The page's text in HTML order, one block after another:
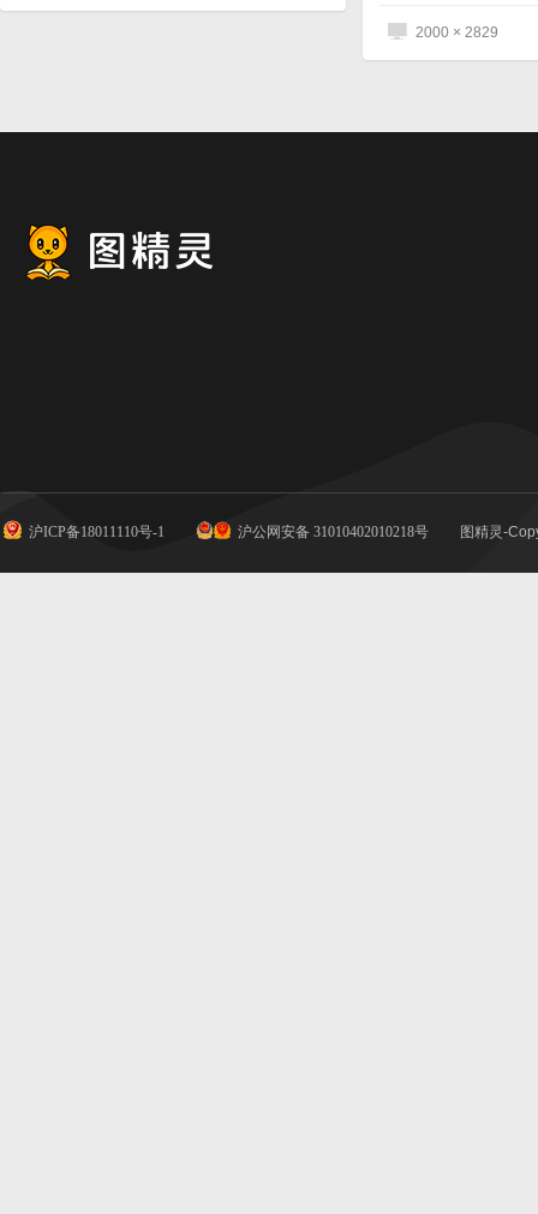
2000 × 2829
沪ICP备18011110号-1 沪公网安备 31010402010218号 图精灵-